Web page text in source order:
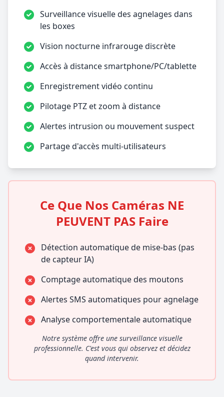
Surveillance visuelle des agnelages dans
les boxes
Vision nocturne infrarouge discrète
Accès à distance smartphone/PC/tablette
Enregistrement vidéo continu
Pilotage PTZ et zoom à distance
Alertes intrusion ou mouvement suspect
Partage d'accès multi-utilisateurs
Ce Que Nos Caméras NE
PEUVENT PAS Faire
Détection automatique de mise-bas (pas
de capteur IA)
Comptage automatique des moutons
Alertes SMS automatiques pour agnelage
Analyse comportementale automatique
Notre système offre une surveillance visuelle
professionnelle. C'est vous qui observez et décidez
quand intervenir.